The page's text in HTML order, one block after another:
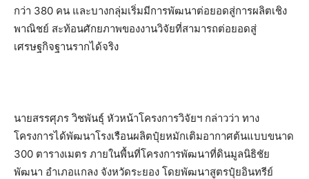
กว่า 380 คน และบางกลุ่มเริ่มมีการพัฒนาต่อยอดสู่การผลิตเชิง
พาณิชย์ สะท้อนศักยภาพของงานวิจัยที่สามารถต่อยอดสู่
เศรษฐกิจฐานรากได้จริง
นายสรรศุภร วิชพันธุ์ หัวหน้าโครงการวิจัยฯ กล่าวว่า ทาง
โครงการได้พัฒนาโรงเรือนผลิตปุ๋ยหมักเติมอากาศต้นแบบขนาด
300 ตารางเมตร ภายในพื้นที่โครงการพัฒนาที่ดินมูลนิธิชัย
พัฒนา อำเภอแกลง จังหวัดระยอง โดยพัฒนาสูตรปุ๋ยอินทรีย์